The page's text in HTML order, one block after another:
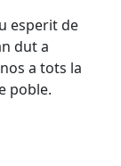
esperit de
dut a
a tots la
poble.